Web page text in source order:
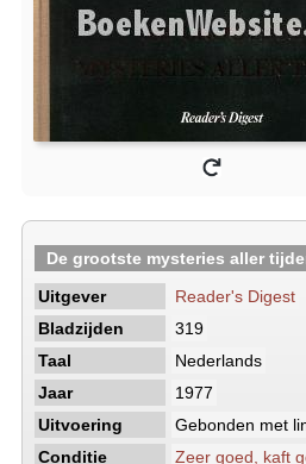
De grootste mysteries aller
Uitgever
Reader's Digest
Bladzijden
319
Taal
Nederlands
Jaar
1977
Uitvoering
Gebonden met
Conditie
Zeer goed, kaft